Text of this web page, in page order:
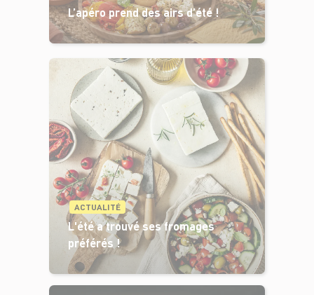
L’apéro prend des airs d’été !
ACTUALITÉ
L'été a trouvé ses fromages
préférés !